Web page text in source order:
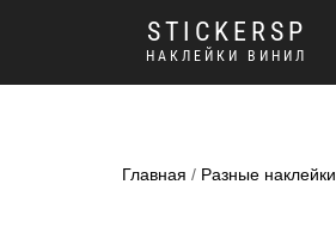
STICKERSP
НАКЛЕЙКИ ВИНИЛ
Главная / Разные наклейки